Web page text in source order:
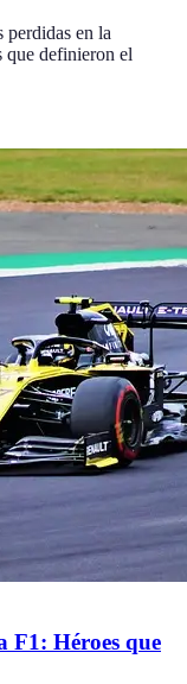
perdidas en la
que definieron el
F1: Héroes que